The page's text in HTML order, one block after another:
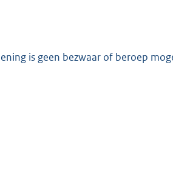
is geen bezwaar of beroep